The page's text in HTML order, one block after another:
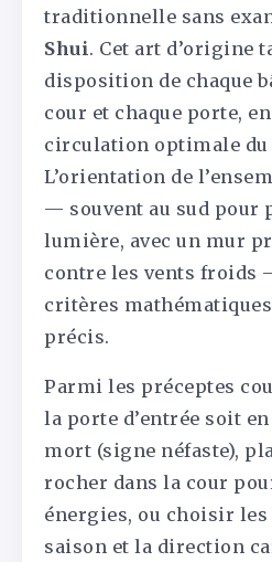
traditionnelle sans
Shui. Cet art d’origine
disposition de chaque
cour et chaque porte,
circulation optimale du
L’orientation de
— souvent au sud pour
lumière, avec un mur
contre les vents froids
critères
précis.
Parmi les préceptes
la porte d’entrée soit en
mort (signe néfaste),
rocher dans la cour
énergies, ou choisir
saison et la direction